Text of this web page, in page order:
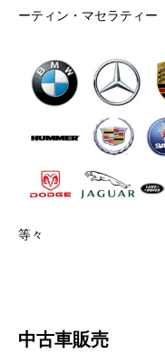
ーティン・マセラティー
等々
中古車販売